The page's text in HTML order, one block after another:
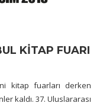
KITAP FUARI
kitap fuarları derken
kaldı. 37. Uluslararası